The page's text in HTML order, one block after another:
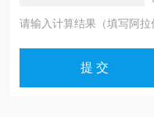
请输入计算结果（填写阿